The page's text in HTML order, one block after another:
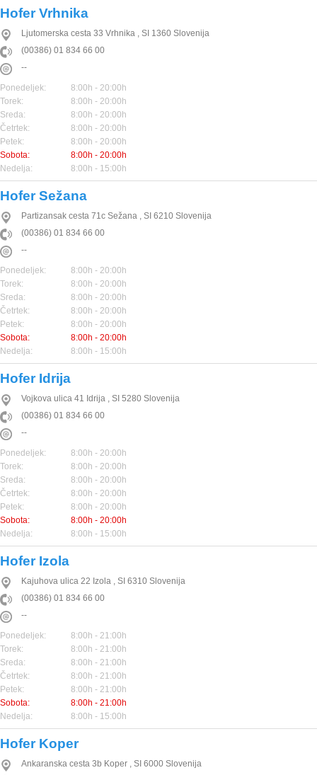
Hofer Vrhnika
Ljutomerska cesta 33 Vrhnika , SI 1360 Slovenija
(00386) 01 834 66 00
--
Ponedeljek:
8:00h - 20:00h
Torek:
8:00h - 20:00h
Sreda:
8:00h - 20:00h
Četrtek:
8:00h - 20:00h
Petek:
8:00h - 20:00h
Sobota:
8:00h - 20:00h
Nedelja:
8:00h - 15:00h
Hofer Sežana
Partizansak cesta 71c Sežana , SI 6210 Slovenija
(00386) 01 834 66 00
--
Ponedeljek:
8:00h - 20:00h
Torek:
8:00h - 20:00h
Sreda:
8:00h - 20:00h
Četrtek:
8:00h - 20:00h
Petek:
8:00h - 20:00h
Sobota:
8:00h - 20:00h
Nedelja:
8:00h - 15:00h
Hofer Idrija
Vojkova ulica 41 Idrija , SI 5280 Slovenija
(00386) 01 834 66 00
--
Ponedeljek:
8:00h - 20:00h
Torek:
8:00h - 20:00h
Sreda:
8:00h - 20:00h
Četrtek:
8:00h - 20:00h
Petek:
8:00h - 20:00h
Sobota:
8:00h - 20:00h
Nedelja:
8:00h - 15:00h
Hofer Izola
Kajuhova ulica 22 Izola , SI 6310 Slovenija
(00386) 01 834 66 00
--
Ponedeljek:
8:00h - 21:00h
Torek:
8:00h - 21:00h
Sreda:
8:00h - 21:00h
Četrtek:
8:00h - 21:00h
Petek:
8:00h - 21:00h
Sobota:
8:00h - 21:00h
Nedelja:
8:00h - 15:00h
Hofer Koper
Ankaranska cesta 3b Koper , SI 6000 Slovenija